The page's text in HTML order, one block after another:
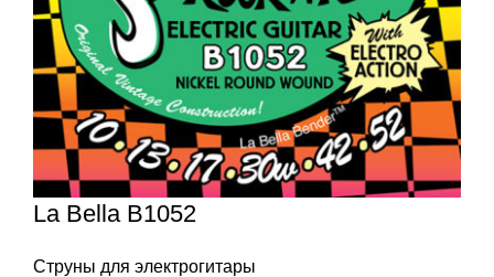
La Bella B1052
Струны для электрогитары